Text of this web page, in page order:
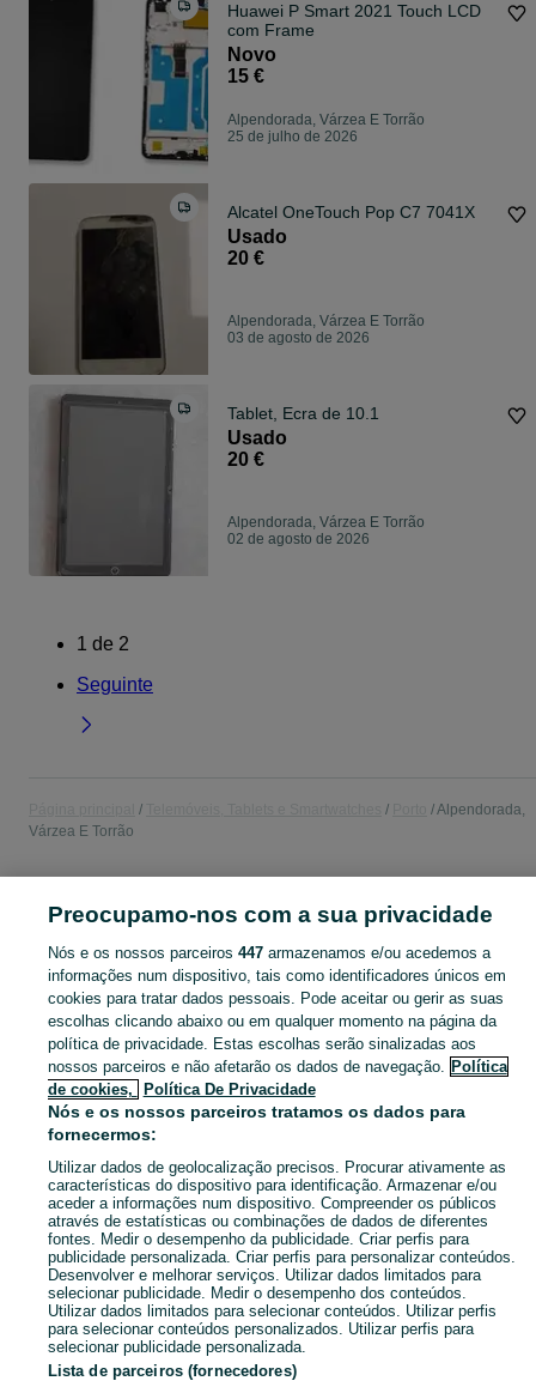
Huawei P Smart 2021 Touch LCD
com Frame
Novo
15 €
Alpendorada, Várzea E Torrão
25 de julho de 2026
Alcatel OneTouch Pop C7 7041X
Usado
20 €
Alpendorada, Várzea E Torrão
03 de agosto de 2026
Tablet, Ecra de 10.1
Usado
20 €
Alpendorada, Várzea E Torrão
02 de agosto de 2026
1 de 2
Seguinte
Alpendorada,
Várzea E Torrão
CATEGORIA
Anúncios Classificados Telemóveis, Tablets e Acessórios Alpendorada, Várzea E Torrão. Veja os anúncios ou publique o seu anúncio grátis no OLX Portugal. Mostrar
Mapa do site
Mapa das freguesias
Mapa de mini-sites
Pesquisas populares
Preocupamo-nos com a sua privacidade
Nós e os nossos parceiros 447armazenamos e/ou acedemos a
informações num dispositivo, tais como identificadores únicos em
cookies para tratar dados pessoais. Pode aceitar ou gerir as suas
escolhas clicando abaixo ou em qualquer momento na página da
política de privacidade. Estas escolhas serão sinalizadas aos
nossos parceiros e não afetarão os dados de navegação. Política
de cookies,
Política De Privacidade
Nós e os nossos parceiros tratamos os dados para
fornecermos:
Utilizar dados de geolocalização precisos. Procurar ativamente as
características do dispositivo para identificação. Armazenar e/ou
aceder a informações num dispositivo. Compreender os públicos
através de estatísticas ou combinações de dados de diferentes
fontes. Medir o desempenho da publicidade. Criar perfis para
publicidade personalizada. Criar perfis para personalizar conteúdos.
Desenvolver e melhorar serviços. Utilizar dados limitados para
selecionar publicidade. Medir o desempenho dos conteúdos.
Utilizar dados limitados para selecionar conteúdos. Utilizar perfis
para selecionar conteúdos personalizados. Utilizar perfis para
selecionar publicidade personalizada.
Lista de parceiros (fornecedores)